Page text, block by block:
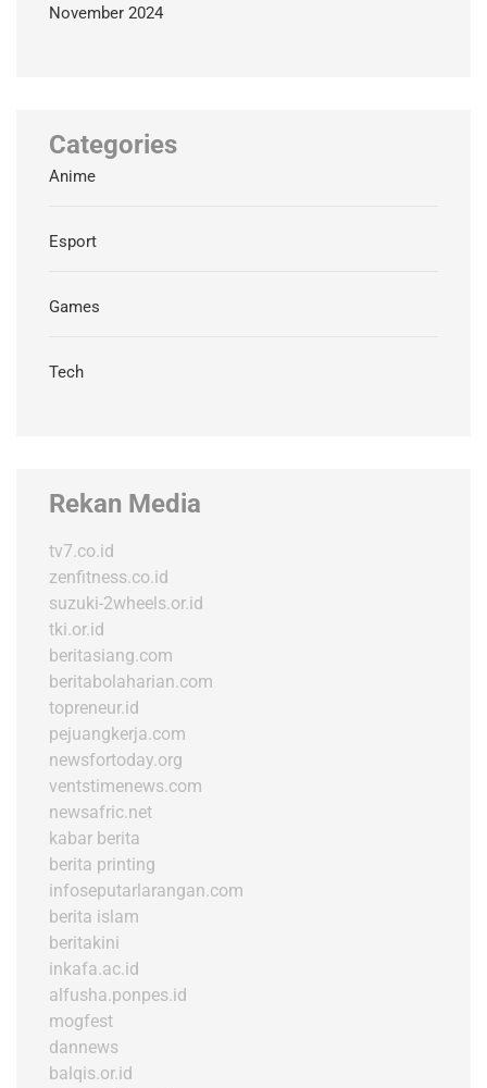
November 2024
Categories
Anime
Esport
Games
Tech
Rekan Media
tv7.co.id
zenfitness.co.id
suzuki-2wheels.or.id
tki.or.id
beritasiang.com
beritabolaharian.com
topreneur.id
pejuangkerja.com
newsfortoday.org
ventstimenews.com
newsafric.net
kabar berita
berita printing
infoseputarlarangan.com
berita islam
beritakini
inkafa.ac.id
alfusha.ponpes.id
mogfest
dannews
balqis.or.id